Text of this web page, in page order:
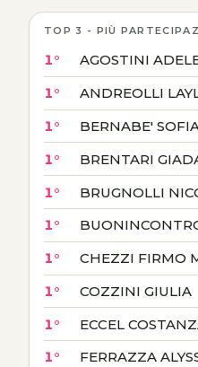
TOP 3 - PIÙ
1° AGOSTINI
1° ANDREOLLI
1° BERNABE'
1° BRENTARI
1° BRUGNOLLI
1°
1° CHEZZI FIRMO
1° COZZINI GIULIA
1° ECCEL
1° FERRAZZA